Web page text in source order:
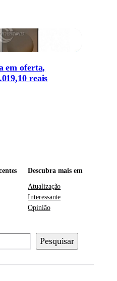
em oferta,
reais
Descubra mais em
Atualização
Interessante
Opinião
Pesquisar